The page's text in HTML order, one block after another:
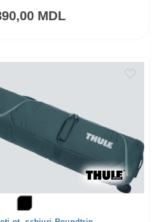
MDL